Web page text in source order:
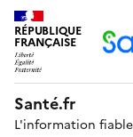
RÉPUBLIQUE
FRANÇAISE
Santé.fr
L'information